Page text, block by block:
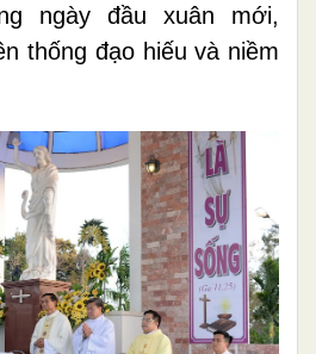
ngày đầu xuân mới,
thống đạo hiếu và niềm